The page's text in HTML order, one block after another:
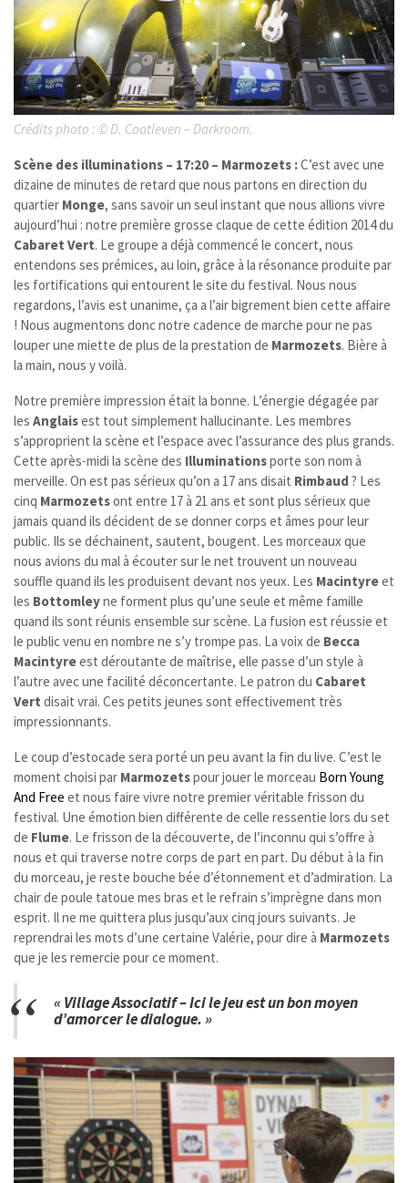
Crédits photo : © D. Coatleven – Darkroom.
Scène des illuminations – 17:20 – Marmozets :C’est avec une
dizaine de minutes de retard que nous partons en direction du
quartier Monge, sans savoir un seul instant que nous allions vivre
aujourd’hui : notre première grosse claque de cette édition 2014 du
Cabaret Vert. Le groupe a déjà commencé le concert, nous
entendons ses prémices, au loin, grâce à la résonance produite par
les fortifications qui entourent le site du festival. Nous nous
regardons, l’avis est unanime, ça a l’air bigrement bien cette affaire
! Nous augmentons donc notre cadence de marche pour ne pas
louper une miette de plus de la prestation de Marmozets. Bière à
la main, nous y voilà.
Notre première impression était la bonne. L’énergie dégagée par
les Anglaisest tout simplement hallucinante. Les membres
s’approprient la scène et l’espace avec l’assurance des plus grands.
Cette après-midi la scène des Illuminationsporte son nom à
merveille. On est pas sérieux qu’on a 17 ans disait Rimbaud ? Les
cinq Marmozetsont entre 17 à 21 ans et sont plus sérieux que
jamais quand ils décident de se donner corps et âmes pour leur
public. Ils se déchainent, sautent, bougent. Les morceaux que
nous avions du mal à écouter sur le net trouvent un nouveau
souffle quand ils les produisent devant nos yeux. Les Macintyreet
les Bottomleyne forment plus qu’une seule et même famille
quand ils sont réunis ensemble sur scène. La fusion est réussie et
le public venu en nombre ne s’y trompe pas. La voix de Becca
Macintyreest déroutante de maîtrise, elle passe d’un style à
l’autre avec une facilité déconcertante. Le patron du Cabaret
Vert disait vrai. Ces petits jeunes sont effectivement très
impressionnants.
Le coup d’estocade sera porté un peu avant la fin du live. C’est le
moment choisi par Marmozetspour jouer le morceau Born Young
And Free et nous faire vivre notre premier véritable frisson du
festival. Une émotion bien différente de celle ressentie lors du set
de Flume. Le frisson de la découverte, de l’inconnu qui s’offre à
nous et qui traverse notre corps de part en part. Du début à la fin
du morceau, je reste bouche bée d’étonnement et d’admiration. La
chair de poule tatoue mes bras et le refrain s’imprègne dans mon
esprit. Il ne me quittera plus jusqu’aux cinq jours suivants. Je
reprendrai les mots d’une certaine Valérie, pour dire à Marmozets
que je les remercie pour ce moment.
« Village Associatif – Ici le jeu est un bon moyen
d’amorcer le dialogue. »